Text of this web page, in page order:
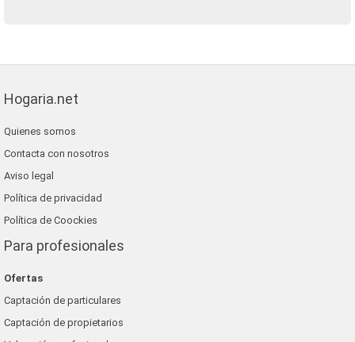
Hogaria.net
Quienes somos
Contacta con nosotros
Aviso legal
Política de privacidad
Política de Coockies
Para profesionales
Ofertas
Captación de particulares
Captación de propietarios